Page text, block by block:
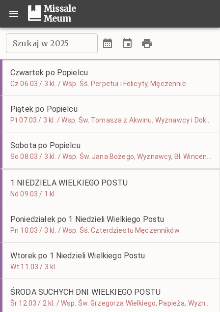
Missale
Meum
Szukaj w 2025
Czwartek po Popielcu
Cz 06.03 / 3 kl. / Wsp. Śś. Perpetui i Felicyty, Męczennic
Piątek po Popielcu
Sobota po Popielcu
1 NIEDZIELA WIELKIEGO POSTU
Nd 09.03 / 1 kl.
Poniedziałek po 1 Niedzieli Wielkiego Postu
Pn 10.03 / 3 kl. / Wsp. Śś. Czterdziestu Męczenników
Wtorek po 1 Niedzieli Wielkiego Postu
Wt 11.03 / 3 kl.
ŚRODA SUCHYCH DNI WIELKIEGO POSTU